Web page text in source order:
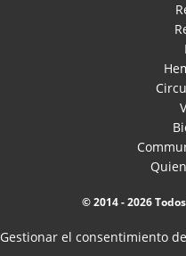
© 2014 - 2026
Gestionar el consentimiento